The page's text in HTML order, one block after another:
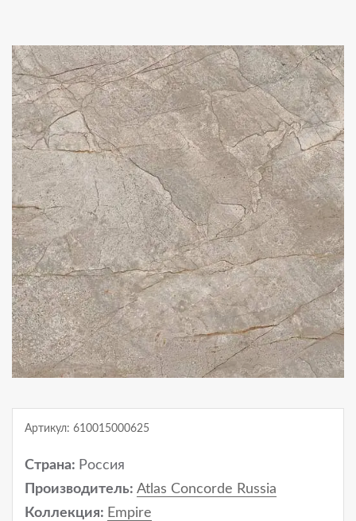
Артикул: 610015000625
Страна: Россия
Производитель: Atlas Concorde Russia
Коллекция: Empire